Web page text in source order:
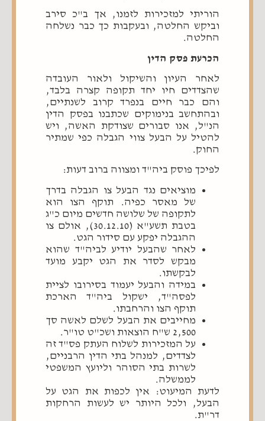
הוריתי למזכירות לזמנו, אך ב"כ סירב
וביקש החלטה, ובעקבות כך כבר נשלחה
החלטה.
הכרעת פסק הדין
לאחר העיון והשיקול ולאור העובדה
שהצדדים חיו יחד תקופה קצרה בלבד,
והם כבר חיים בנפרד קרוב לשנתיים,
ובהתחשב בנימוקים שכתבנו בפסק הדין
הנ"ל, אנו סבורים שצודקת האשה, ויש
להטיל על הבעל צווי הגבלה כפי שמתיר
החוק.
לפיכך פוסק ביה"ד ומצווה ברוב דעות:
מוציאים נגד הבעל צו הגבלה בדרך
של מאסר כפיה. תוקף הצו הוא
לתקופה של שלושה חדשים מיום כ"ג
בטבת תשע"א (30.12.10), אולם צו
ההגבלה יפקע עם סידור הגט.
לאחר שהבעל יודיע לביה"ד שהוא
מבקש לסדר את הגט יקבע מועד
לבקשתו.
במידה והבעל יעמוד בסירובו לציית
לפסה"ד, ישקול ביה"ד הארכת
תוקף הצו והרחבתו.
מחייבים את הבעל לשלם לאשה סך
2,500 ש"ח הוצאות ושכ"ט טו"ר.
על המזכירות לשלוח העתק פס"ד זה
לצדדים, למנהל בתי הדין הרבניים,
לשרות בתי הסוהר וליועץ המשפטי
לממשלה.
לדעת המיעוט: אין לכפות את הגט על
הבעל, ולכל היותר יש לעשות הרחקות
דר"ת.